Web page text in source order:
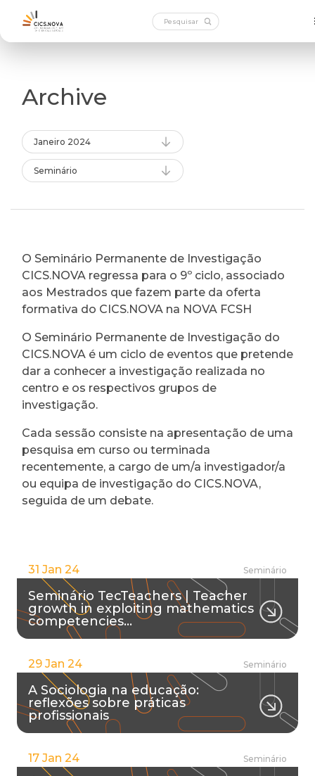
Archive
Janeiro 2024
Seminário
O Seminário Permanente de Investigação
CICS.NOVA regressa para o 9º ciclo, associado
aos Mestrados que fazem parte da oferta
formativa do CICS.NOVA na NOVA FCSH
O Seminário Permanente de Investigação do
CICS.NOVA é um ciclo de eventos que pretende
dar a conhecer a investigação realizada no
centro e os respectivos grupos de
investigação.
Cada sessão consiste na apresentação de uma
pesquisa em curso ou terminada
recentemente, a cargo de um/a investigador/a
ou equipa de investigação do CICS.NOVA,
seguida de um debate.
31 Jan 24 Seminário
Seminário TecTeachers | Teacher
growth in exploiting mathematics
competencies…
29 Jan 24 Seminário
A Sociologia na educação:
reflexões sobre práticas
profissionais
17 Jan 24 Seminário